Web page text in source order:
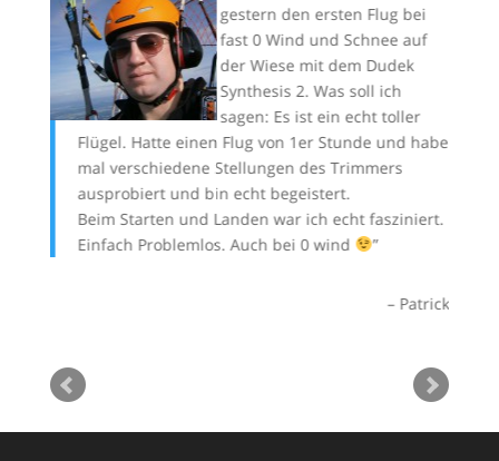
gestern den ersten Flug bei
fast 0 Wind und Schnee auf
der Wiese mit dem Dudek
Synthesis 2. Was soll ich
sagen: Es ist ein echt toller
Flügel. Hatte einen Flug von 1er Stunde und habe
mal verschiedene Stellungen des Trimmers
ausprobiert und bin echt begeistert.
Beim Starten und Landen war ich echt fasziniert.
Einfach Problemlos. Auch bei 0 wind
Patrick